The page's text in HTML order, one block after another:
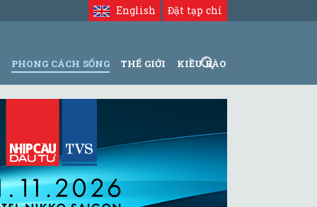
Đặt tạp chí
English
PHONG CÁCH SỐNG THẾ GIỚI KIỀU BÀO